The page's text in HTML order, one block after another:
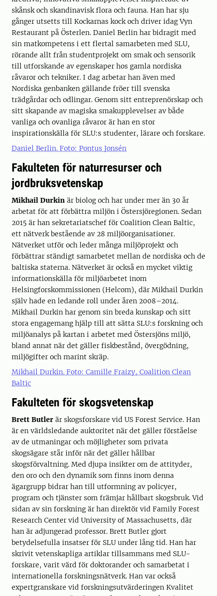
skånsk och skandinavisk flora och fauna. Han har sju
gånger utsetts till Kockarnas kock och driver idag Vyn
Restaurant på Österlen. Daniel Berlin har bidragit med
sin matkompetens i ett flertal samarbeten med SLU,
rörande allt från studentprojekt om smak och sensorik
till utforskande av egenskaper hos gamla nordiska
råvaror och tekniker. I dag arbetar han även med
Nordiska genbanken gällande fröer till svenska
trädgårdar och odlingar. Genom sitt entreprenörskap och
sitt skapande av magiska smakupplevelser av både
vanliga och ovanliga råvaror är han en stor
inspirationskälla för SLU:s studenter, lärare och forskare.
Daniel Berlin. Foto: Pontus Jonsén
Fakulteten för naturresurser och
jordbruksvetenskap
Mikhail Durkin är biolog och har under mer än 30 år
arbetat för att förbättra miljön i Östersjöregionen. Sedan
2015 är han sekretariatschef för Coalition Clean Baltic,
ett nätverk bestående av 28 miljöorganisationer.
Nätverket utför och leder många miljöprojekt och
förbättrar ständigt samarbetet mellan de nordiska och de
baltiska staterna. Nätverket är också en mycket viktig
informationskälla för miljöarbetet inom
Helsingforskommissionen (Helcom), där Mikhail Durkin
själv hade en ledande roll under åren 2008–2014.
Mikhail Durkin har genom sin breda kunskap och sitt
stora engagemang hjälp till att sätta SLU:s forskning och
miljöanalys på kartan i arbetet med Östersjöns miljö,
bland annat när det gäller fiskbestånd, övergödning,
miljögifter och marint skräp.
Mikhail Durkin. Foto: Camille Fraizy, Coalition Clean
Baltic
Fakulteten för skogsvetenskap
Brett Butler är skogsforskare vid US Forest Service. Han
är en världsledande auktoritet när det gäller förståelse
av de utmaningar och möjligheter som privata
skogsägare står inför när det gäller hållbar
skogsförvaltning. Med djupa insikter om de attityder,
den oro och den dynamik som finns inom denna
ägargrupp bidrar han till utformning av policyer,
program och tjänster som främjar hållbart skogsbruk. Vid
sidan av sin forskning är han direktör vid Family Forest
Research Center vid University of Massachusetts, där
han är adjungerad professor. Brett Butler gjort
betydelsefulla insatser för SLU under lång tid. Han har
skrivit vetenskapliga artiklar tillsammans med SLU-
forskare, varit värd för doktorander och samarbetat i
internationella forskningsnätverk. Han var också
expertgranskare vid forskningsutvärderingen Kvalitet